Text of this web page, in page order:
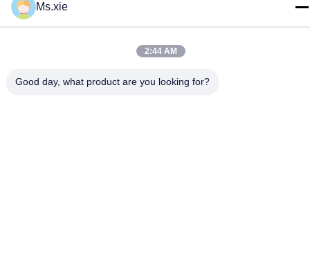
Ms.xie
2:44 AM
Good day, what product are you looking for?